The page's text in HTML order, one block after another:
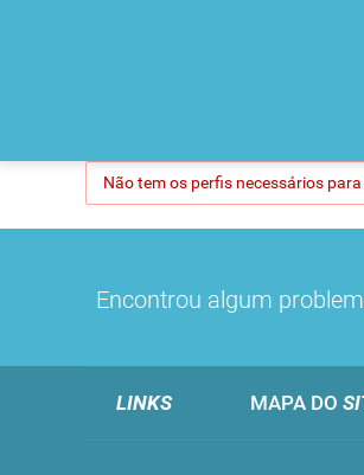
Não tem os perfis necessários
Encontrou algum
LINKS MAPA DO